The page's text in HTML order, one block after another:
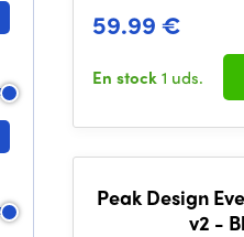
59.99 €
En stock1 uds.
Peak Design
v2 -